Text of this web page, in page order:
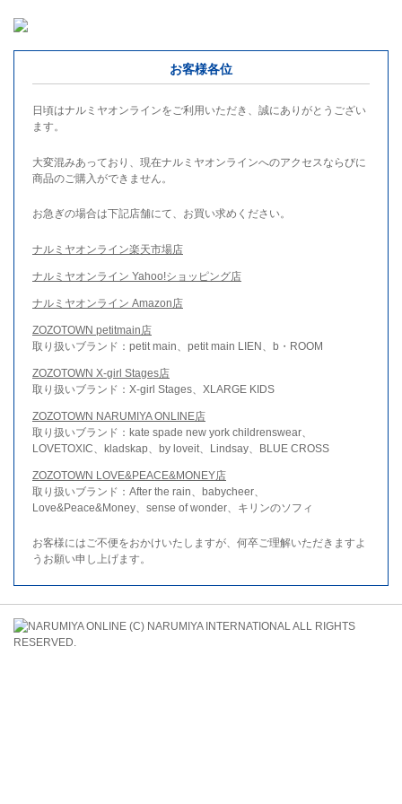
お客様各位
日頃はナルミヤオンラインをご利用いただき、誠にありがとうござい
ます。
大変混みあっており、現在ナルミヤオンラインへのアクセスならびに
商品のご購入ができません。
お急ぎの場合は下記店舗にて、お買い求めください。
ナルミヤオンライン楽天市場店
ナルミヤオンライン Yahoo!ショッピング店
ナルミヤオンライン Amazon店
ZOZOTOWN petitmain店
取り扱いブランド：petit main、petit main LIEN、b・ROOM
ZOZOTOWN X-girl Stages店
取り扱いブランド：X-girl Stages、XLARGE KIDS
ZOZOTOWN NARUMIYA ONLINE店
取り扱いブランド：kate spade new york childrenswear、
LOVETOXIC、kladskap、by loveit、Lindsay、BLUE CROSS
ZOZOTOWN LOVE&PEACE&MONEY店
取り扱いブランド：After the rain、babycheer、
Love&Peace&Money、sense of wonder、キリンのソフィ
お客様にはご不便をおかけいたしますが、何卒ご理解いただきますよ
うお願い申し上げます。